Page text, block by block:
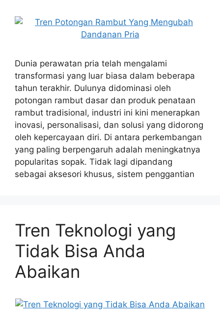
Dunia perawatan pria telah mengalami
transformasi yang luar biasa dalam beberapa
tahun terakhir. Dulunya didominasi oleh
potongan rambut dasar dan produk penataan
rambut tradisional, industri ini kini menerapkan
inovasi, personalisasi, dan solusi yang didorong
oleh kepercayaan diri. Di antara perkembangan
yang paling berpengaruh adalah meningkatnya
popularitas sopak. Tidak lagi dipandang
sebagai aksesori khusus, sistem penggantian
Tren Teknologi yang
Tidak Bisa Anda
Abaikan